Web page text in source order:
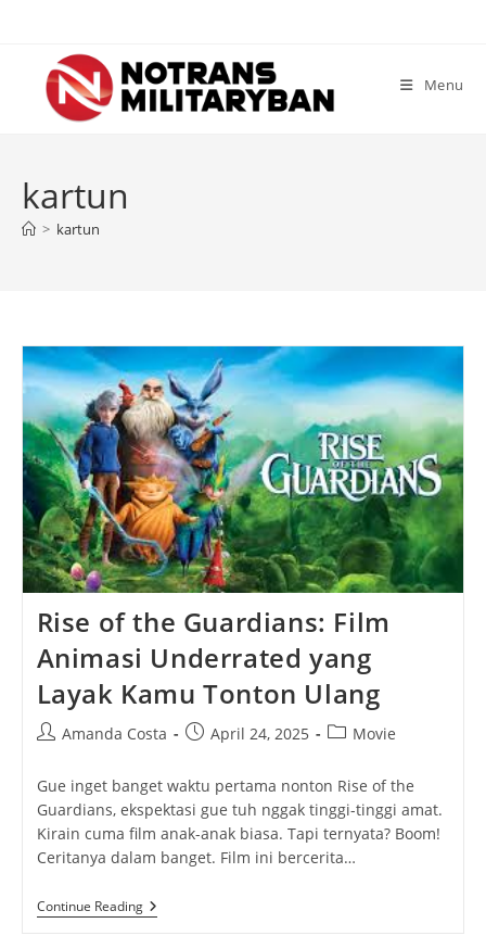
content
Menu
kartun
> kartun
Rise of the Guardians: Film
Animasi Underrated yang
Layak Kamu Tonton Ulang
PostAmanda Costa
PostApril 24, 2025
PostMovie
Gue inget banget waktu pertama nonton Rise of the
Guardians, ekspektasi gue tuh nggak tinggi-tinggi amat.
Kirain cuma film anak-anak biasa. Tapi ternyata? Boom!
Ceritanya dalam banget. Film ini bercerita…
Continue ReadingRise
Of